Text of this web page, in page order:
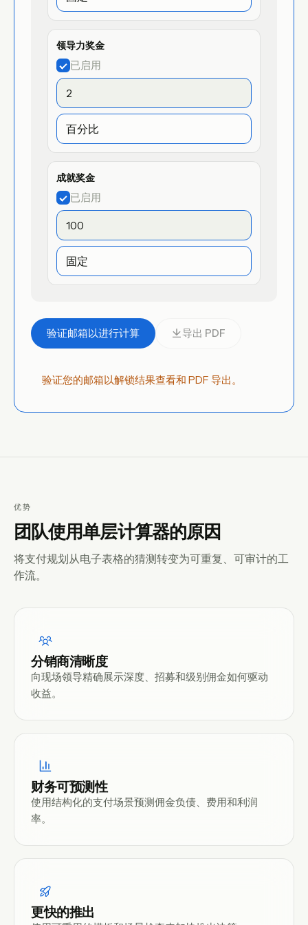
领导力奖金
已启用
成就奖金
已启用
验证邮箱以进行计算 导出 PDF
验证您的邮箱以解锁结果查看和 PDF 导出。
优势
团队使用单层计算器的原因
将支付规划从电子表格的猜测转变为可重复、可审计的工
作流。
分销商清晰度
向现场领导精确展示深度、招募和级别佣金如何驱动
收益。
财务可预测性
使用结构化的支付场景预测佣金负债、费用和利润
率。
更快的推出